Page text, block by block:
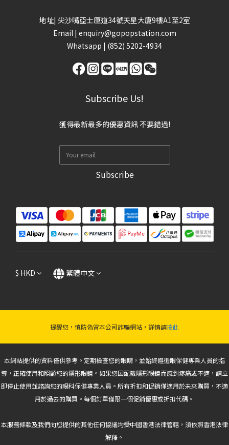
地址| 尖沙嘴亞士厘道34號天星大廈9樓A1至2室
Email | enquiry@gopopstation.com
Whatsapp | (852) 5202-4934
Subscribe Us!
獲得最新最多的優惠資訊 不要錯過!
Subscribe
$ HKD 繁體中文
提醒您，慎防偽冒本公司詐騙網站，詳情請按此
本網站提供的資料僅供參考。定期檢查您的眼睛，並始終遵循眼保健專業人員的指
導，正確使用和照顧您的隱形眼鏡。如果您因配戴隱形眼鏡而感到疼痛或不適，請立
即停止使用並諮詢您的眼科保健專業人員。所有折扣和促銷僅適用於未來購買，不適
用於過去的購買。每個訂單僅限一個促銷優惠或折扣代碼。
本服務條款及我們向您提供的其他任何協議均受中國香港法律管轄，須依照香港法律
解釋。